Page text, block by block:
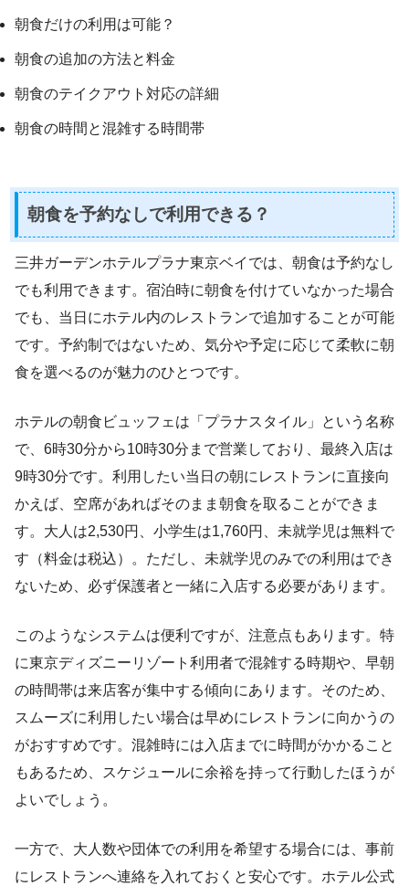
朝食だけの利用は可能？
朝食の追加の方法と料金
朝食のテイクアウト対応の詳細
朝食の時間と混雑する時間帯
朝食を予約なしで利用できる？
三井ガーデンホテルプラナ東京ベイでは、朝食は予約なし
でも利用できます。宿泊時に朝食を付けていなかった場合
でも、当日にホテル内のレストランで追加することが可能
です。予約制ではないため、気分や予定に応じて柔軟に朝
食を選べるのが魅力のひとつです。
ホテルの朝食ビュッフェは「プラナスタイル」という名称
で、6時30分から10時30分まで営業しており、最終入店は
9時30分です。利用したい当日の朝にレストランに直接向
かえば、空席があればそのまま朝食を取ることができま
す。大人は2,530円、小学生は1,760円、未就学児は無料で
す（料金は税込）。ただし、未就学児のみでの利用はでき
ないため、必ず保護者と一緒に入店する必要があります。
このようなシステムは便利ですが、注意点もあります。特
に東京ディズニーリゾート利用者で混雑する時期や、早朝
の時間帯は来店客が集中する傾向にあります。そのため、
スムーズに利用したい場合は早めにレストランに向かうの
がおすすめです。混雑時には入店までに時間がかかること
もあるため、スケジュールに余裕を持って行動したほうが
よいでしょう。
一方で、大人数や団体での利用を希望する場合には、事前
にレストランへ連絡を入れておくと安心です。ホテル公式